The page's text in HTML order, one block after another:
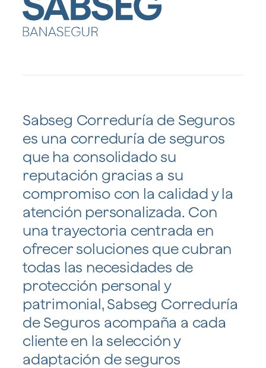
Sabseg Correduría de Seguros
es una correduría de seguros
que ha consolidado su
reputación gracias a su
compromiso con la calidad y la
atención personalizada. Con
una trayectoria centrada en
ofrecer soluciones que cubran
todas las necesidades de
protección personal y
patrimonial, Sabseg Correduría
de Seguros acompaña a cada
cliente en la selección y
adaptación de seguros